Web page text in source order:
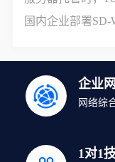
企业
网络综
1对1